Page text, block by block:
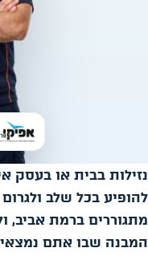
נזילות בבית או בעסק
להופיע בכל שלב
מתגוררים ברמת אביב,
המבנה שבו אתם